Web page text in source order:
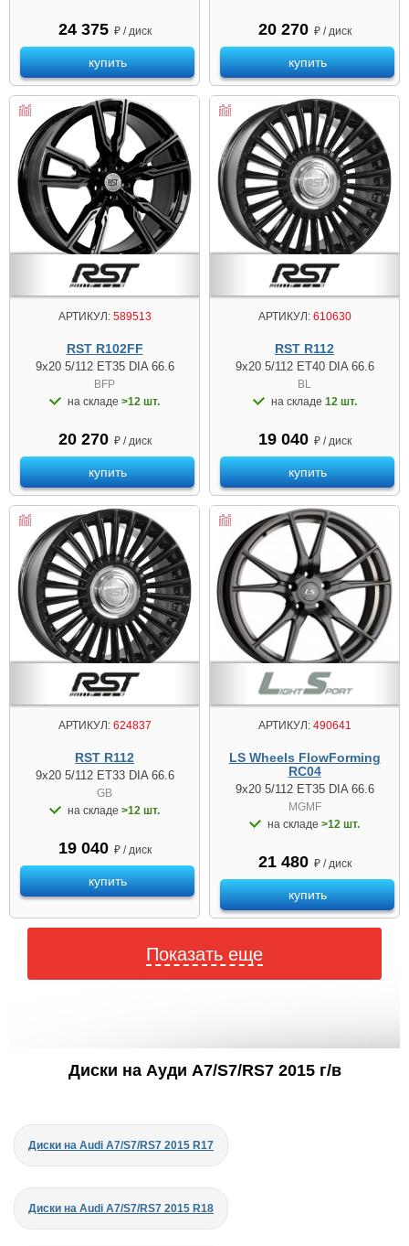
24 375 ₽ / диск
купить
20 270 ₽ / диск
купить
АРТИКУЛ:589513
RST R102FF
9x20 5/112 ET35 DIA 66.6
BFP
на складе >12 шт.
20 270 ₽ / диск
купить
АРТИКУЛ:610630
RST R112
9x20 5/112 ET40 DIA 66.6
BL
на складе 12 шт.
19 040 ₽ / диск
купить
АРТИКУЛ:624837
RST R112
9x20 5/112 ET33 DIA 66.6
GB
на складе >12 шт.
19 040 ₽ / диск
купить
АРТИКУЛ:490641
LS Wheels FlowForming
RC04
9x20 5/112 ET35 DIA 66.6
MGMF
на складе >12 шт.
21 480 ₽ / диск
купить
Показать еще
Диски на Ауди A7/S7/RS7 2015 г/в
Диски на Audi A7/S7/RS7 2015 R17
Диски на Audi A7/S7/RS7 2015 R18